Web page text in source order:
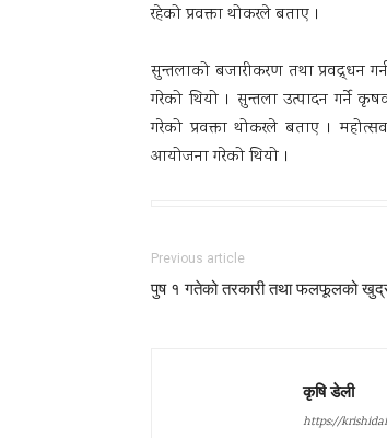
रहेको प्रवक्ता थोकरले बताए ।
सुन्तलाको बजारीकरण तथा प्रवद्र्धन
गरेको थियो । सुन्तला उत्पादन गर्ने
गरेको प्रवक्ता थोकरले बताए ।
आयोजना गरेको थियो ।
Previous article
पुष १ गतेको तरकारी तथा फलफूलको
कृषि डेली
https://